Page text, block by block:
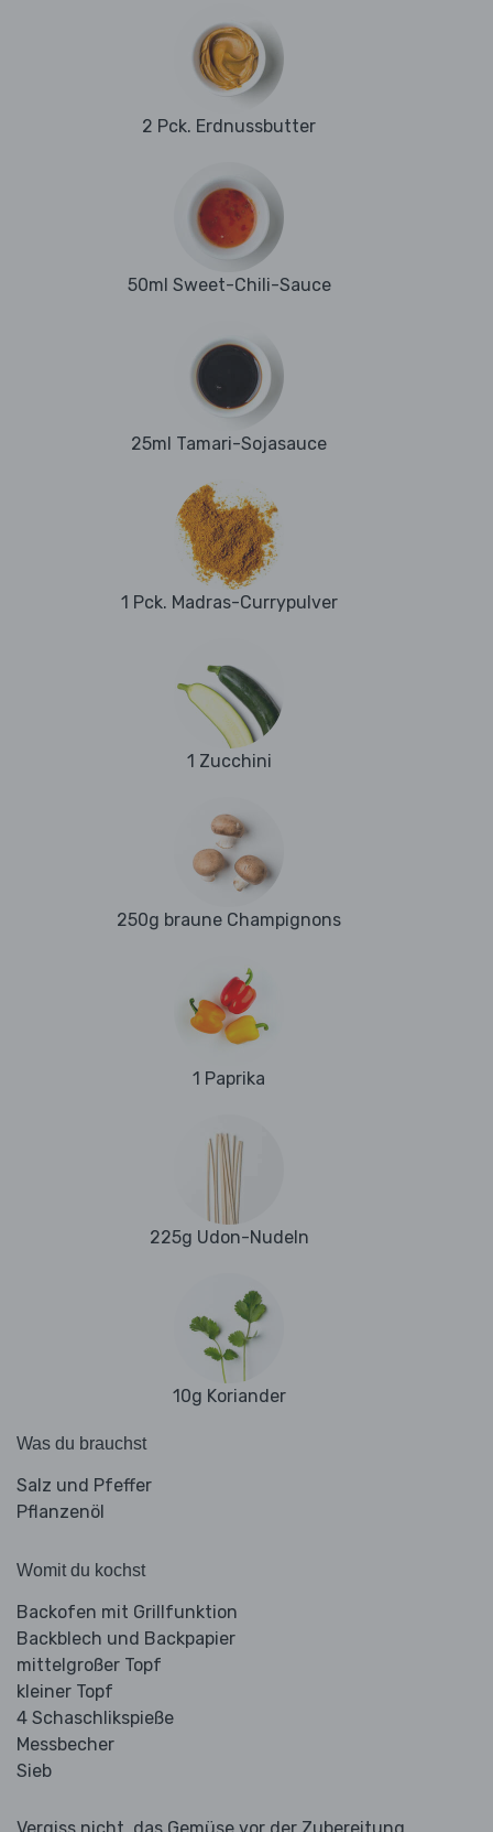
2 Pck. Erdnussbutter
50ml Sweet-Chili-Sauce
25ml Tamari-Sojasauce
1 Pck. Madras-Currypulver
1 Zucchini
250g braune Champignons
1 Paprika
225g Udon-Nudeln
10g Koriander
Was du brauchst
Salz und Pfeffer
Pflanzenöl
Womit du kochst
Backofen mit Grillfunktion
Backblech und Backpapier
mittelgroßer Topf
kleiner Topf
4 Schaschlikspieße
Messbecher
Sieb